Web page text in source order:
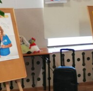
Konkursy